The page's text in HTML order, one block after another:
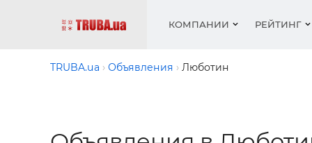
КОМПАНИИ РЕЙТИНГ
резюме
TRUBA.ua Объявления Люботин